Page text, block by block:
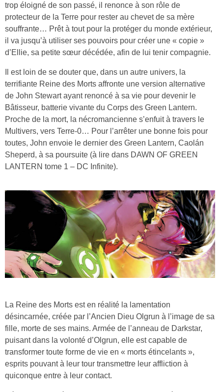
trop éloigné de son passé, il renonce à son rôle de
protecteur de la Terre pour rester au chevet de sa mère
souffrante… Prêt à tout pour la protéger du monde extérieur,
il va jusqu’à utiliser ses pouvoirs pour créer une « copie »
d’Ellie, sa petite sœur décédée, afin de lui tenir compagnie.
Il est loin de se douter que, dans un autre univers, la
terrifiante Reine des Morts affronte une version alternative
de John Stewart ayant renoncé à sa vie pour devenir le
Bâtisseur, batterie vivante du Corps des Green Lantern.
Proche de la mort, la nécromancienne s’enfuit à travers le
Multivers, vers Terre-0… Pour l’arrêter une bonne fois pour
toutes, John envoie le dernier des Green Lantern, Caolán
Sheperd, à sa poursuite (à lire dans DAWN OF GREEN
LANTERN tome 1 – DC Infinite).
La Reine des Morts est en réalité la lamentation
désincarnée, créée par l’Ancien Dieu Olgrun à l’image de sa
fille, morte de ses mains. Armée de l’anneau de Darkstar,
puisant dans la volonté d’Olgrun, elle est capable de
transformer toute forme de vie en « morts étincelants »,
esprits pouvant à leur tour transmettre leur affliction à
quiconque entre à leur contact.